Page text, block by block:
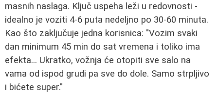
masnih naslaga. Ključ uspeha leži u redovnosti -
idealno je voziti 4-6 puta nedeljno po 30-60 minuta.
Kao što zaključuje jedna korisnica: "Vozim svaki
dan minimum 45 min do sat vremena i toliko ima
efekta... Ukratko, vožnja će otopiti sve salo na
vama od ispod grudi pa sve do dole. Samo strpljivo
i bićete super."